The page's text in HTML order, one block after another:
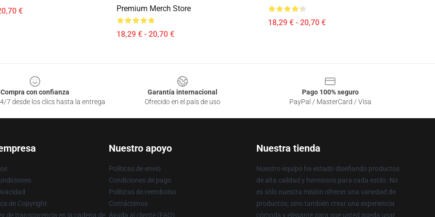
€
Premium Merch Store
18,29 € - 20,70 €
18,29 € - 20,70 €
Compra con confianza
7 desde los clics hasta la entrega
Garantía internacional
Ofrecido en el país de uso
Pago 100% seguro
PayPal / MasterCard / Visa
de Copyright
de transparencia en la cadena de
Nuestro apoyo
Políticas de envío
Condiciones de pago
Políticas de reembolso
Contáctenos
Ayuda al cliente (FAQ)
Nuestra tienda
Nuestro equipo ha estado diseñando productos
de alta calidad y hermosos para cada estilo. No
es sólo nuestra misión ofrecer una variedad de
productos, sino también crear una experiencia
cómoda y elegante para que usted pueda usar